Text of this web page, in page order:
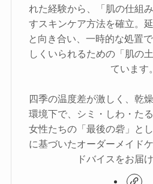
れた経験から、「肌の仕組
すスキンケア方法を確立。
と向き合い、一時的な処置
しくいられるための「肌の
ています。
四季の温度差が激しく、乾
環境下で、シミ・しわ・た
女性たちの「最後の砦」と
に基づいたオーダーメイド
ドバイスをお届